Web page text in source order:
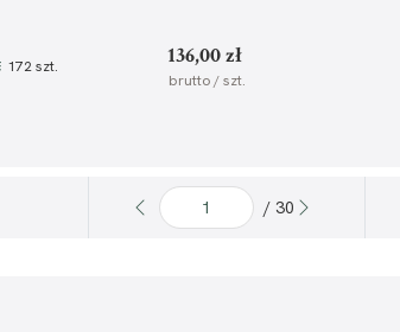
172 szt. 136,00 zł
brutto / szt.
/ 30